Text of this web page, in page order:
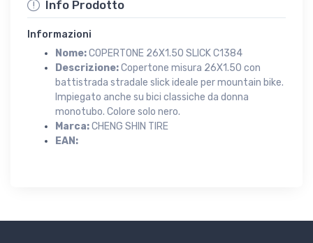
Info Prodotto
Informazioni
Nome:COPERTONE 26X1.50 SLICK C1384
Descrizione:Copertone misura 26X1.50 con
battistrada stradale slick ideale per mountain bike.
Impiegato anche su bici classiche da donna
monotubo. Colore solo nero.
Marca:CHENG SHIN TIRE
EAN: